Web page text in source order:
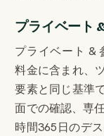
プライベート
プライベート &
料金に含まれ、
要素と同じ基準
面での確認、専
時間365日のデ